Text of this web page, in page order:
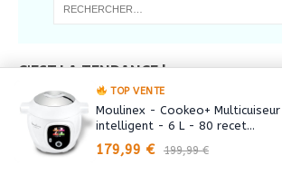
C'EST LA TENDANCE !
Test Casserole Kopf -14 % cliquez ICI pour
7 views
TOP VENTE
Moulinex - Cookeo+ Multicuiseur
intelligent - 6 L - 80 recet…
179,99 € 199,99 €